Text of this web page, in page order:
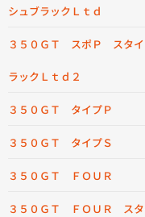
シュブラックＬｔｄ
３５０ＧＴ スポＰ スタ
ラックＬｔｄ２
３５０ＧＴ タイプＰ
３５０ＧＴ タイプＳ
３５０ＧＴ ＦＯＵＲ
３５０ＧＴ ＦＯＵＲ スタ